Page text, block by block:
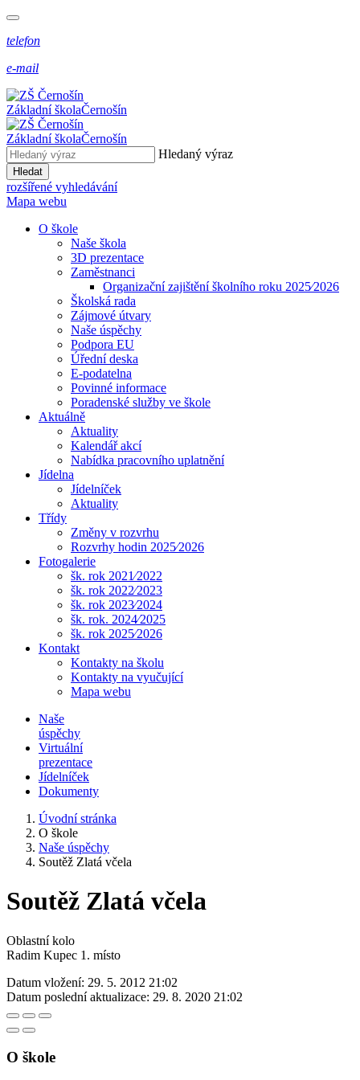
telefon
e-mail
Základní školaČernošín
Základní školaČernošín
Hledaný výraz
Hledat
rozšířené vyhledávání
Mapa webu
O škole
Naše škola
3D prezentace
Zaměstnanci
Organizační zajištění školního roku 2025⁄2026
Školská rada
Zájmové útvary
Naše úspěchy
Podpora EU
Úřední deska
E-podatelna
Povinné informace
Poradenské služby ve škole
Aktuálně
Aktuality
Kalendář akcí
Nabídka pracovního uplatnění
Jídelna
Jídelníček
Aktuality
Třídy
Změny v rozvrhu
Rozvrhy hodin 2025⁄2026
Fotogalerie
šk. rok 2021⁄2022
šk. rok 2022⁄2023
šk. rok 2023⁄2024
šk. rok. 2024⁄2025
šk. rok 2025⁄2026
Kontakt
Kontakty na školu
Kontakty na vyučující
Mapa webu
Naše
úspěchy
Virtuální
prezentace
Jídelníček
Dokumenty
Úvodní stránka
O škole
Naše úspěchy
Soutěž Zlatá včela
Soutěž Zlatá včela
Oblastní kolo
Radim Kupec 1. místo
Datum vložení: 29. 5. 2012 21:02
Datum poslední aktualizace: 29. 8. 2020 21:02
O škole